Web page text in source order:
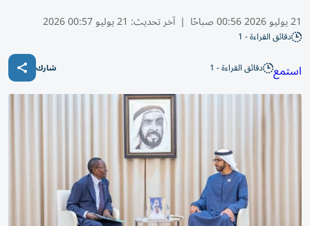
21 يوليو 2026 00:56 صباحًا | آخر تحديث: 21 يوليو 00:57 2026
دقائق القراءة - 1
استمع دقائق القراءة - 1 شارك